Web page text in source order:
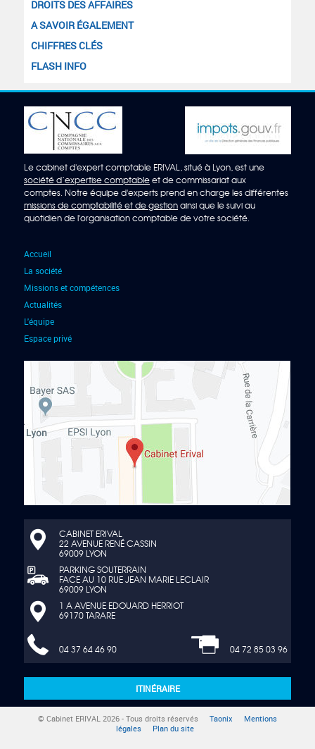
DROITS DES AFFAIRES
A SAVOIR ÉGALEMENT
CHIFFRES CLÉS
FLASH INFO
Le cabinet d'expert comptable ERIVAL, situé à Lyon, est une
société d’expertise comptableet de commissariat aux
comptes. Notre équipe d'experts prend en charge les différentes
missions de comptabilité et de gestionainsi que le suivi au
quotidien de l'organisation comptable de votre société.
Accueil
La société
Missions et compétences
Actualités
L'équipe
Espace privé
CABINET ERIVAL
22 AVENUE RENÉ CASSIN
69009 LYON
PARKING SOUTERRAIN
FACE AU 10 RUE JEAN MARIE LECLAIR
69009 LYON
1 A AVENUE EDOUARD HERRIOT
69170 TARARE
04 37 64 46 90 04 72 85 03 96
ITINÉRAIRE
© Cabinet ERIVAL 2026 - Tous droits réservés Taonix
Mentions
légales
Plan du site